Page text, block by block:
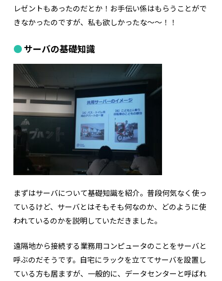
レゼントもあったのだとか！お手伝い係はもらうことがで
きなかったのですが、私も欲しかったな〜〜！！
サーバの基礎知識
まずはサーバについて基礎知識を紹介。普段何気なく使っ
ているけど、サーバとはそもそも何なのか、どのように使
われているのかを説明していただきました。
遠隔地から接続する業務用コンピュータのことをサーバと
呼ぶのだそうです。自宅にラックを立ててサーバを設置し
ている方も居ますが、一般的に、データセンターと呼ばれ